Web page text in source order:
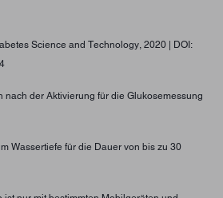
Science and Technology, 2020 | DOI:
nach der Aktivierung für die Glukosemessung
Wassertiefe für die Dauer von bis zu 30